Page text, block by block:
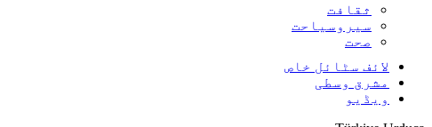
ثقافت
سیروسیاحت
صحت
لائف سٹائل خاص
مشرق وسطی
ویڈیو